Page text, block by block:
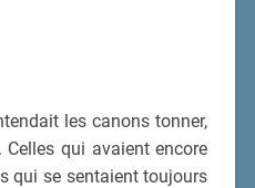
les canons tonner,
qui avaient encore
qui se sentaient toujours